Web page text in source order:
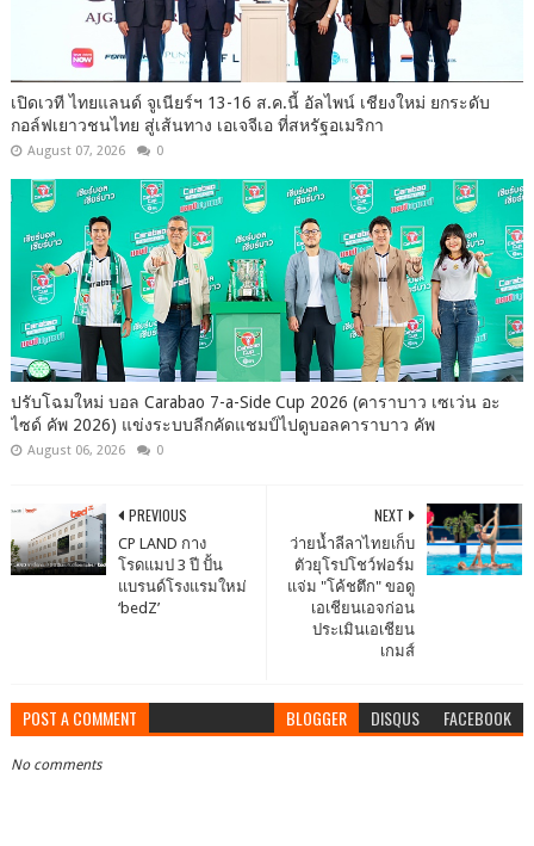
เปิดเวที ไทยแลนด์ จูเนียร์ฯ 13-16 ส.ค.นี้ อัลไพน์ เชียงใหม่ ยกระดับ
กอล์ฟเยาวชนไทย สู่เส้นทาง เอเจจีเอ ที่สหรัฐอเมริกา
August 07, 2026 0
ปรับโฉมใหม่ บอล Carabao 7-a-Side Cup 2026 (คาราบาว เซเว่น อะ
ไซด์ คัพ 2026) แข่งระบบลีกคัดแชมป์ไปดูบอลคาราบาว คัพ
August 06, 2026 0
NEXT
ว่ายน้ำลีลาไทยเก็บ
ตัวยุโรปโชว์ฟอร์ม
แจ่ม "โค้ชตึก" ขอดู
เอเชียนเอจก่อน
ประเมินเอเชียน
เกมส์
PREVIOUS
CP LAND กาง
โรดแมป 3 ปี ปั้น
แบรนด์โรงแรมใหม่
‘bedZ’
POST A COMMENT BLOGGER DISQUS FACEBOOK
No comments